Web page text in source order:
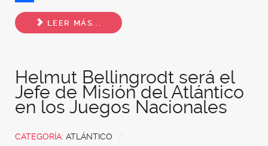
Share
LEER MÁS...
Helmut Bellingrodt será el
Jefe de Misión del Atlántico
en los Juegos Nacionales
CATEGORÍA: ATLÁNTICO